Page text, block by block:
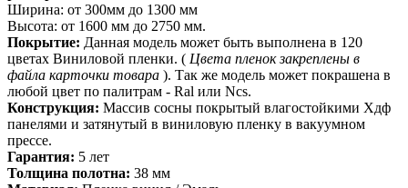
Ширина: от 300мм до 1300 мм
Высота: от 1600 мм до 2750 мм.
Покрытие: Данная модель может быть выполнена в 120
цветах Виниловой пленки. ( Цвета пленок закреплены в
файла карточки товара ). Так же модель может покрашена в
любой цвет по палитрам - Ral или Ncs.
Конструкция: Массив сосны покрытый влагостойкими Хдф
панелями и затянутый в виниловую пленку в вакуумном
прессе.
Гарантия: 5 лет
Толщина полотна: 38 мм